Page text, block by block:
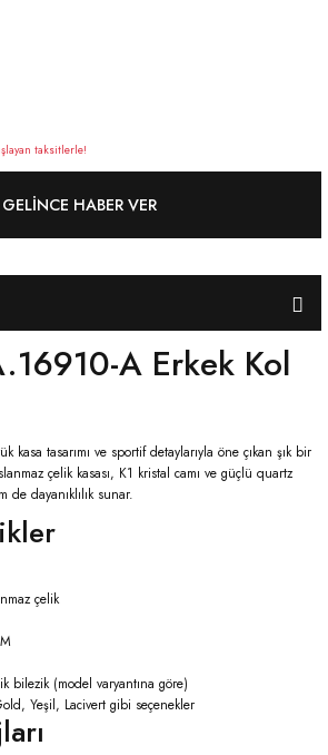
taksitlerle!
GELINCE HABER VER
A Erkek Kol
kasa tasarımı ve sportif detaylarıyla öne çıkan şık bir
çelik kasası, K1 kristal camı ve güçlü quartz
de dayanıklılık sunar.
çelik
bilezik (model varyantına göre)
Yeşil, Lacivert gibi seçenekler